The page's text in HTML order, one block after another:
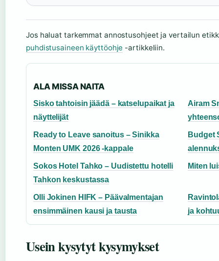
Jos haluat tarkemmat annostusohjeet ja vertailun
puhdistusaineen käyttöohje -artikkeliin.
ALA MISSA NAITA
Sisko tahtoisin jäädä – katselupaikat ja
näyttelijät
Airam
Ready to Leave sanoitus – Sinikka
Monten UMK 2026 -kappale
Budget
Sokos Hotel Tahko – Uudistettu hotelli
Tahkon keskustassa
Miten
Olli Jokinen HIFK – Päävalmentajan
ensimmäinen kausi ja tausta
ja
Usein kysytyt kysymykset